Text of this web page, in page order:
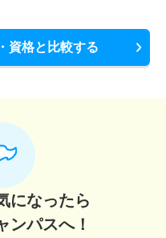
資格と比較する
になったら
ンパスへ！